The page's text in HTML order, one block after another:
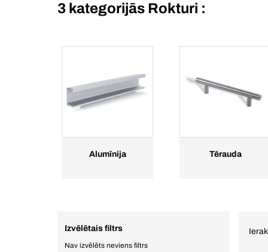
3 kategorijās Rokturi :
Alumīnija Tērauda
Izvēlētais filtrs
Nav izvēlēts neviens filtrs